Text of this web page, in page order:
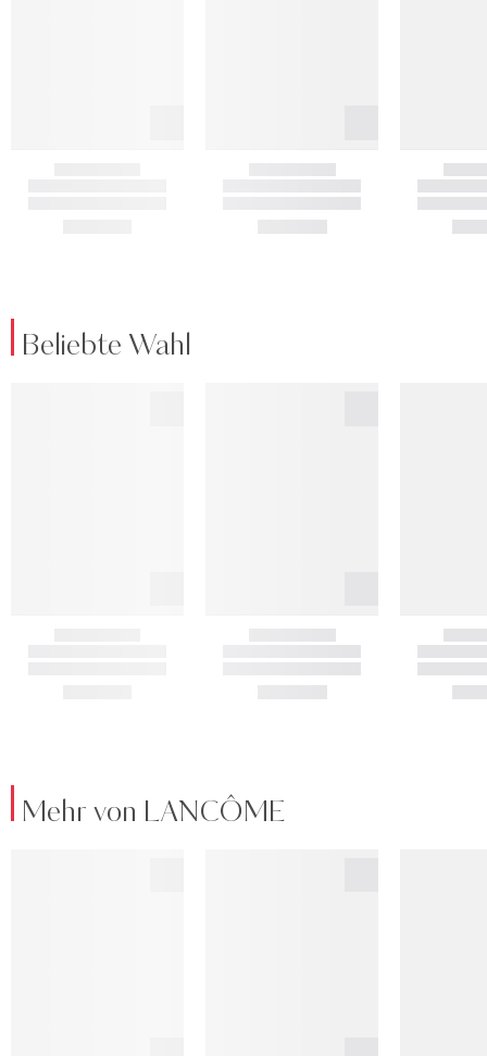
Beliebte Wahl
Mehr von LANCÔME